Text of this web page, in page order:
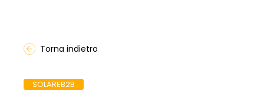
Torna indietro
SOLAREB2B